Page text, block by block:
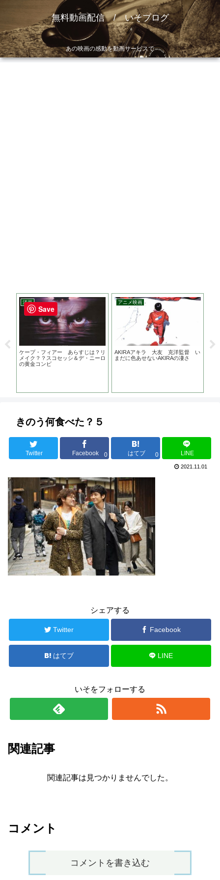
無料動画配信 / いそブログ
あの映画の感動を動画サービスで
洋画
ケープ・フィアー あらすじは？リ
メイク？？スコセッシ＆デ・ニーロ
の黄金コンビ
アニメ映画
AKIRAアキラ 大友 克洋監督 い
まだに色あせないAKIRAの凄さ
きのう何食べた？５
Twitter Facebook 0 はてブ 0 LINE
2021.11.01
シェアする
Twitter Facebook
はてブ LINE
いそをフォローする
関連記事
関連記事は見つかりませんでした。
コメント
コメントを書き込む
Save